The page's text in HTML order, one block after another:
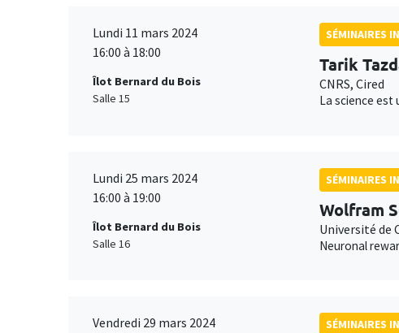
Lundi 11 mars 2024
16:00 à 18:00
Îlot Bernard du Bois
Salle 15
SÉMINAIRES
Tarik
CNRS, Cired
La science est
Lundi 25 mars 2024
16:00 à 19:00
Îlot Bernard du Bois
Salle 16
SÉMINAIRES
Wolfram
Université de
Neuronal
Vendredi 29 mars 2024
SÉMINAIRES